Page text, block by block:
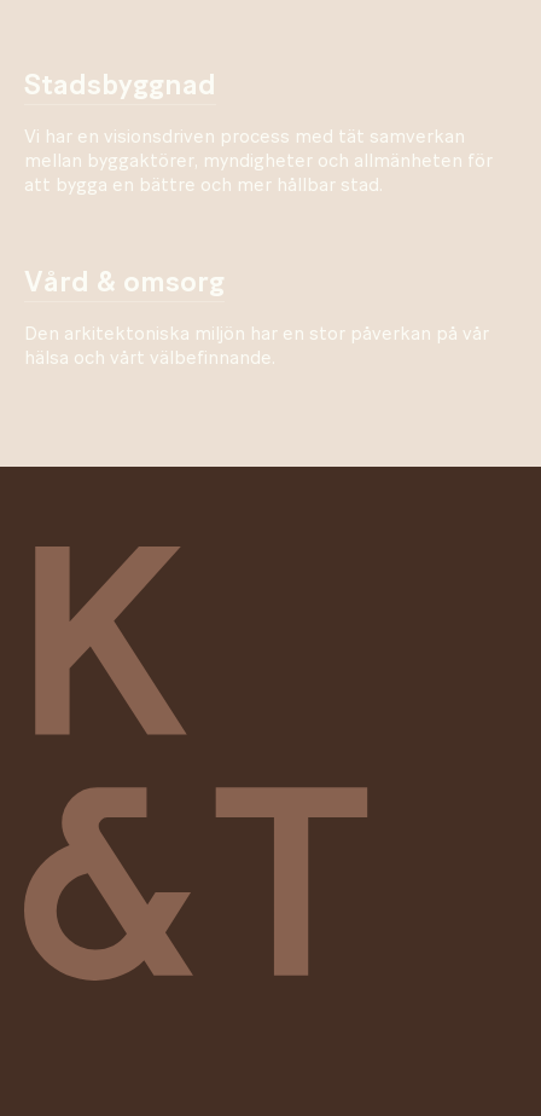
stadsbyggnad
Vi har en visionsdriven process med tät samverkan
mellan byggaktörer, myndigheter och allmänheten för
att bygga en bättre och mer hållbar stad.
vård & omsorg
Den arkitektoniska miljön har en stor påverkan på vår
hälsa och vårt välbefinnande.